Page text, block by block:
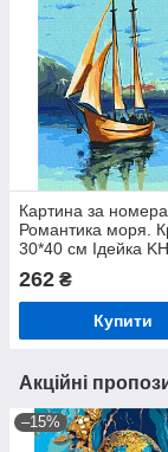
Картина за
Романтика моря.
30*40 см Ідейка
262 ₴
Купити
Акційні
–15%